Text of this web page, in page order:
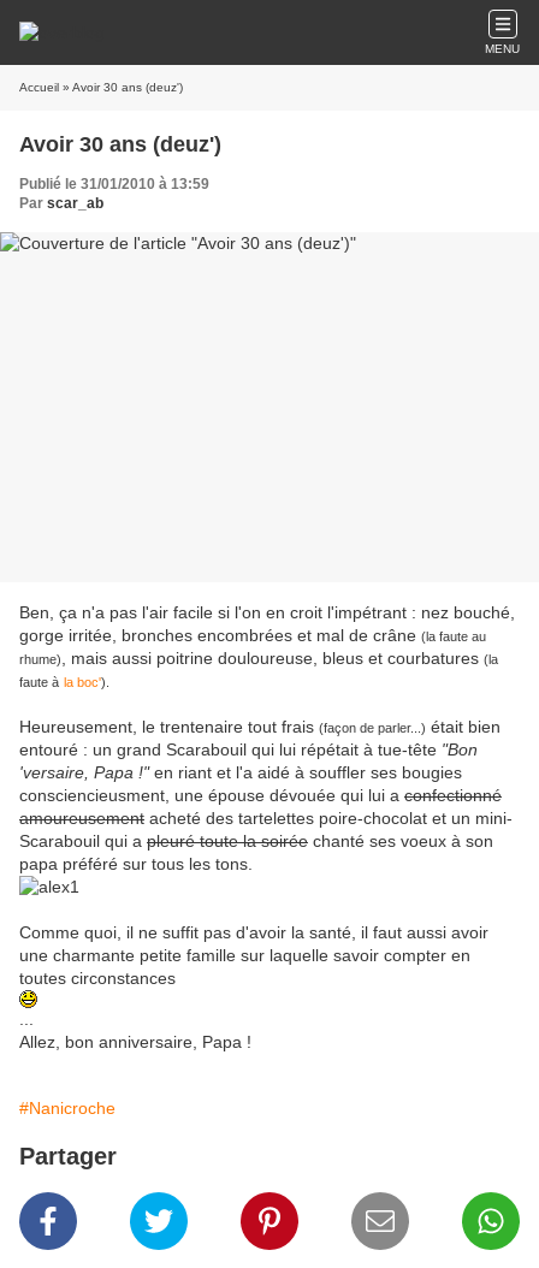
MENU
Accueil » Avoir 30 ans (deuz')
Avoir 30 ans (deuz')
Publié le 31/01/2010 à 13:59
Par scar_ab
Ben, ça n'a pas l'air facile si l'on en croit l'impétrant : nez bouché,
gorge irritée, bronches encombrées et mal de crâne (la faute au
rhume)
, mais aussi poitrine douloureuse, bleus et courbatures (la
faute à la boc').
Heureusement, le trentenaire tout frais (façon de parler...) était bien
entouré : un grand Scarabouil qui lui répétait à tue-tête "Bon
'versaire, Papa !"en riant et l'a aidé à souffler ses bougies
consciencieusment, une épouse dévouée qui lui a confectionné
amoureusement acheté des tartelettes poire-chocolat et un mini-
Scarabouil qui a pleuré toute la soirée chanté ses voeux à son
papa préféré sur tous les tons.
Comme quoi, il ne suffit pas d'avoir la santé, il faut aussi avoir
une charmante petite famille sur laquelle savoir compter en
toutes circonstances
Allez, bon anniversaire, Papa !
#Nanicroche
Partager